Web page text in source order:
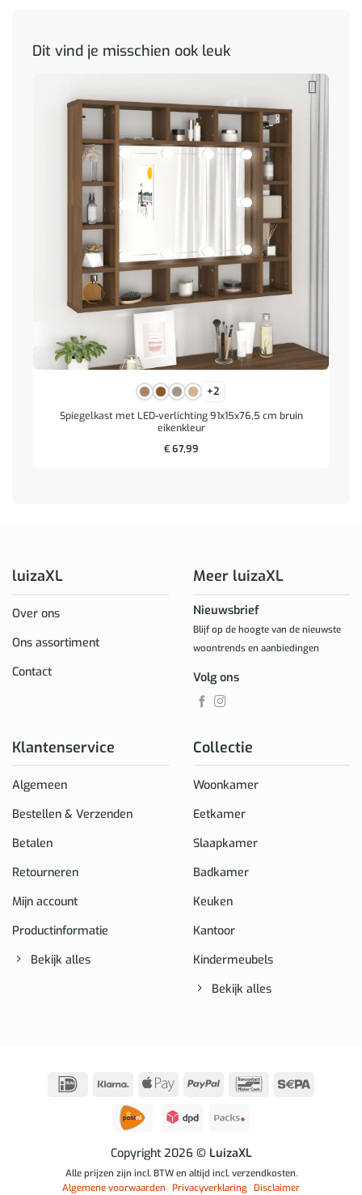
Dit vind je misschien ook leuk
+2
Spiegelkast met LED-verlichting 91x15x76,5 cm bruin
eikenkleur
€67,99
luizaXL
Over ons
Ons assortiment
Contact
Klantenservice
Algemeen
Bestellen & Verzenden
Betalen
Retourneren
Mijn account
Productinformatie
Bekijk alles
Collectie
Woonkamer
Eetkamer
Slaapkamer
Badkamer
Keuken
Kantoor
Kindermeubels
Bekijk alles
Meer luizaXL
Nieuwsbrief
Blijf op de hoogte van de nieuwste
woontrends en aanbiedingen
Volg ons
IDeal Klarna
Apple
PayPal BancontactSepa
Copyright 2026 © LuizaXL
Alle prijzen zijn incl. BTW en altijd incl. verzendkosten.
Algemene voorwaarden Privacyverklaring Disclaimer